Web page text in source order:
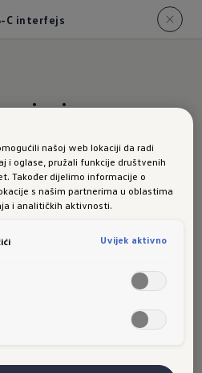
C interfejs
C
našoj web lokaciji da radi
i oglase, pružali funkcije društvenih
Također dijelimo informacije o
s našim partnerima u oblastima
i analitičkih aktivnosti.
Uvijek aktivno